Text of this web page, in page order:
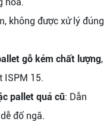
không được xử lý đúng
gỗ kém chất lượng,
ISPM 15.
pallet quá cũ: Dẫn
đổ ngã.